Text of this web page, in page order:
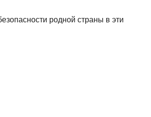
родной страны в эти